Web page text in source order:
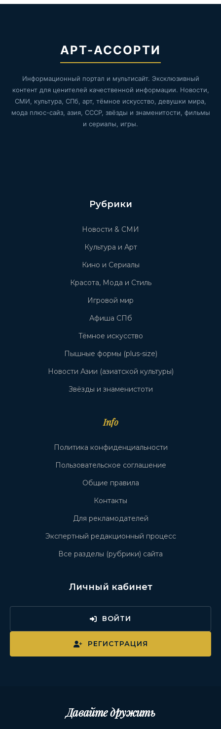
АРТ-АССОРТИ
Информационный портал и мультисайт. Эксклюзивный
контент для ценителей качественной информации. Новости,
СМИ, культура, СПб, арт, тёмное искусство, девушки мира,
мода плюс-сайз, азия, СССР, звёзды и знаменитости, фильмы
и сериалы, игры.
Рубрики
Новости & СМИ
Культура и Арт
Кино и Сериалы
Красота, Мода и Стиль
Игровой мир
Афиша СПб
Тёмное искусство
Пышные формы (plus-size)
Новости Азии (азиатской культуры)
Звёзды и знаменистоти
Info
Политика конфиденциальности
Пользовательское соглашение
Общие правила
Контакты
Для рекламодателей
Экспертный редакционный процесс
Все разделы (рубрики) сайта
Личный кабинет
ВОЙТИ
РЕГИСТРАЦИЯ
Давайте дружить